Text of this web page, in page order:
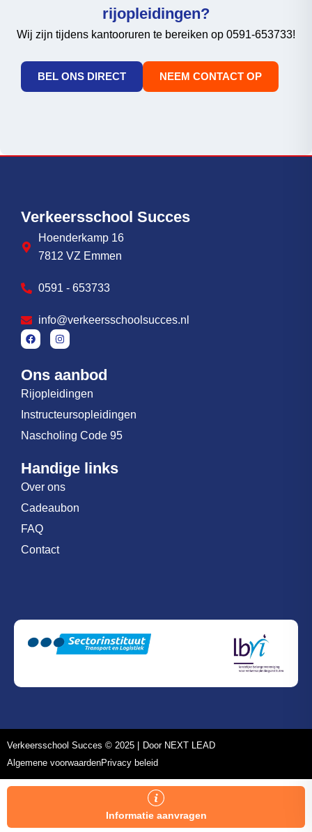
rijopleidingen?
Wij zijn tijdens kantooruren te bereiken op 0591-653733!
BEL ONS DIRECT NEEM CONTACT OP
Verkeersschool Succes
Hoenderkamp 16
7812 VZ Emmen
0591 - 653733
info@verkeersschoolsucces.nl
Ons aanbod
Rijopleidingen
Instructeursopleidingen
Nascholing Code 95
Handige links
Over ons
Cadeaubon
FAQ
Contact
Verkeersschool Succes © 2025 | Door NEXT LEAD
Algemene voorwaardenPrivacy beleid
Informatie aanvragen